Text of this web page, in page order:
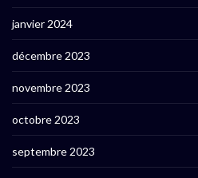
janvier 2024
décembre 2023
novembre 2023
octobre 2023
septembre 2023